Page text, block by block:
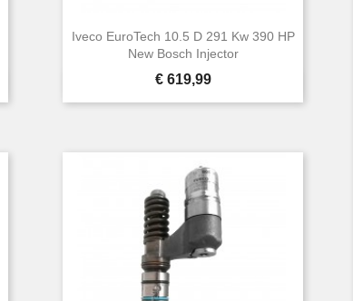
Iveco EuroTech 10.5 D 291 Kw 390 HP
New Bosch Injector
Prijs
€ 619,99
Snel bekijken